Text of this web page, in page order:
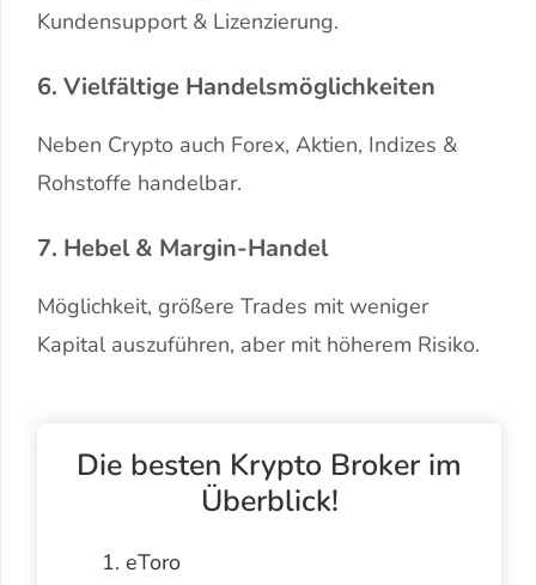
Kundensupport & Lizenzierung.
6. Vielfältige Handelsmöglichkeiten
Neben Crypto auch Forex, Aktien, Indizes &
Rohstoffe handelbar.
7. Hebel & Margin-Handel
Möglichkeit, größere Trades mit weniger
Kapital auszuführen, aber mit höherem Risiko.
Die besten Krypto Broker im
Überblick!
eToro